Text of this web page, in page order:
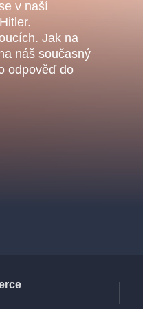
v naší
Jak na
náš současný
odpověď do